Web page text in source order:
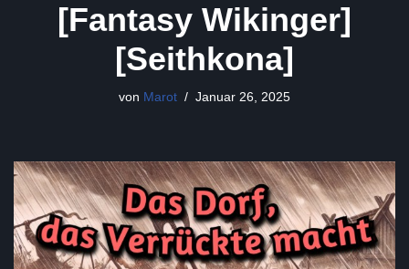
[Fantasy Wikinger]
[Seithkona]
von Marot Januar 26, 2025